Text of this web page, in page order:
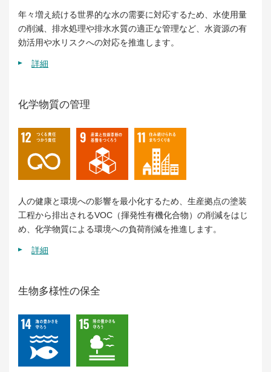
年々増え続ける世界的な水の需要に対応するため、水使用量
の削減、排水処理や排水水質の適正な管理など、水資源の有
効活用や水リスクへの対応を推進します。
詳細
化学物質の管理
人の健康と環境への影響を最小化するため、生産拠点の塗装
工程から排出されるVOC（揮発性有機化合物）の削減をはじ
め、化学物質による環境への負荷削減を推進します。
詳細
生物多様性の保全